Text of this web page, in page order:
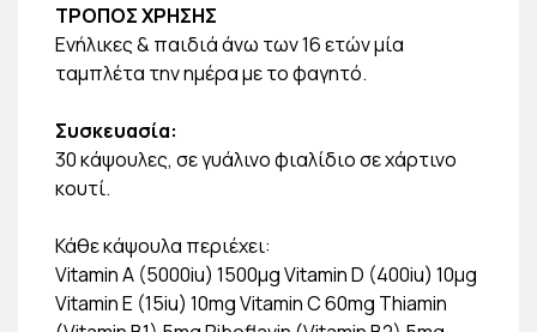
ΤΡΟΠΟΣ ΧΡΗΣΗΣ
Ενήλικες & παιδιά άνω των 16 ετών μία
ταμπλέτα την ημέρα με το φαγητό.
Συσκευασία:
30 κάψουλες, σε γυάλινο φιαλίδιο σε χάρτινο
κουτί.
Κάθε κάψουλα περιέχει:
Vitamin A (5000iu) 1500μg Vitamin D (400iu) 10μg
Vitamin E (15iu) 10mg Vitamin C 60mg Thiamin